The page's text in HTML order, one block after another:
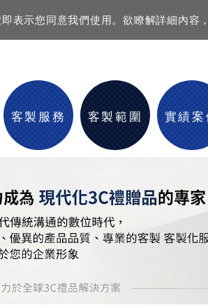
表示您同意我們使用。欲瞭解詳細內容
客製服務 客製範圍 實績案